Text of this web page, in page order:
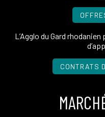
L’Agglo du Gard
CONTRATS